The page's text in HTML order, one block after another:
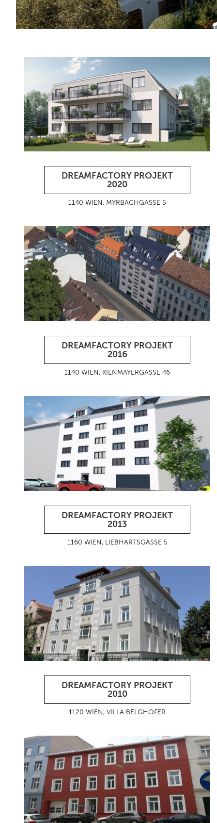
DREAMFACTORY PROJEKT
2020
1140 WIEN, MYRBACHGASSE 5
DREAMFACTORY PROJEKT
2016
1140 WIEN, KIENMAYERGASSE 46
DREAMFACTORY PROJEKT
2013
1160 WIEN, LIEBHARTSGASSE 5
DREAMFACTORY PROJEKT
2010
1120 WIEN, VILLA BELGHOFER